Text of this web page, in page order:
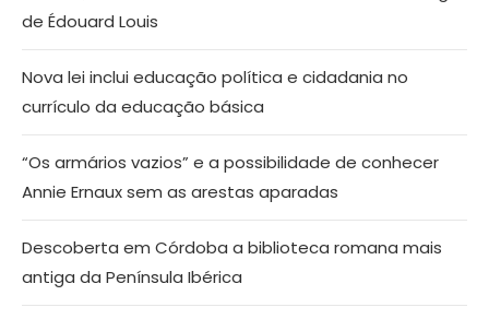
de Édouard Louis
Nova lei inclui educação política e cidadania no
currículo da educação básica
“Os armários vazios” e a possibilidade de conhecer
Annie Ernaux sem as arestas aparadas
Descoberta em Córdoba a biblioteca romana mais
antiga da Península Ibérica